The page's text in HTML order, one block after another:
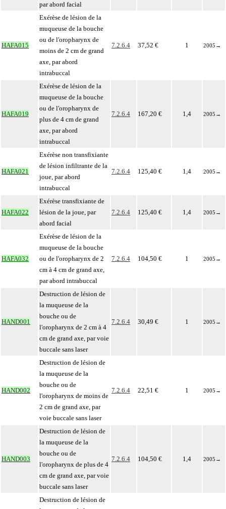
par abord facial
HAFA015
Exérèse de lésion de la
muqueuse de la bouche
ou de l'oropharynx de
moins de 2 cm de grand
axe, par abord
intrabuccal
7.2.6.4 37,52 € 1 2005 →
HAFA019
Exérèse de lésion de la
muqueuse de la bouche
ou de l'oropharynx de
plus de 4 cm de grand
axe, par abord
intrabuccal
7.2.6.4 167,20 € 1,4 2005 →
HAFA021
Exérèse non transfixiante
de lésion infiltrante de la
joue, par abord
intrabuccal
7.2.6.4 125,40 € 1,4 2005 →
HAFA022
Exérèse transfixiante de
lésion de la joue, par
abord facial
7.2.6.4 125,40 € 1,4 2005 →
HAFA032
Exérèse de lésion de la
muqueuse de la bouche
ou de l'oropharynx de 2
cm à 4 cm de grand axe,
par abord intrabuccal
7.2.6.4 104,50 € 1 2005 →
HAND001
Destruction de lésion de
la muqueuse de la
bouche ou de
l'oropharynx de 2 cm à 4
cm de grand axe, par voie
buccale sans laser
7.2.6.4 30,49 € 1 2005 →
HAND002
Destruction de lésion de
la muqueuse de la
bouche ou de
l'oropharynx de moins de
2 cm de grand axe, par
voie buccale sans laser
7.2.6.4 22,51 € 1 2005 →
HAND003
Destruction de lésion de
la muqueuse de la
bouche ou de
l'oropharynx de plus de 4
cm de grand axe, par voie
buccale sans laser
7.2.6.4 104,50 € 1,4 2005 →
Destruction de lésion de